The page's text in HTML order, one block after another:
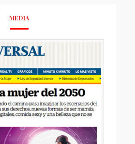
MEDIA